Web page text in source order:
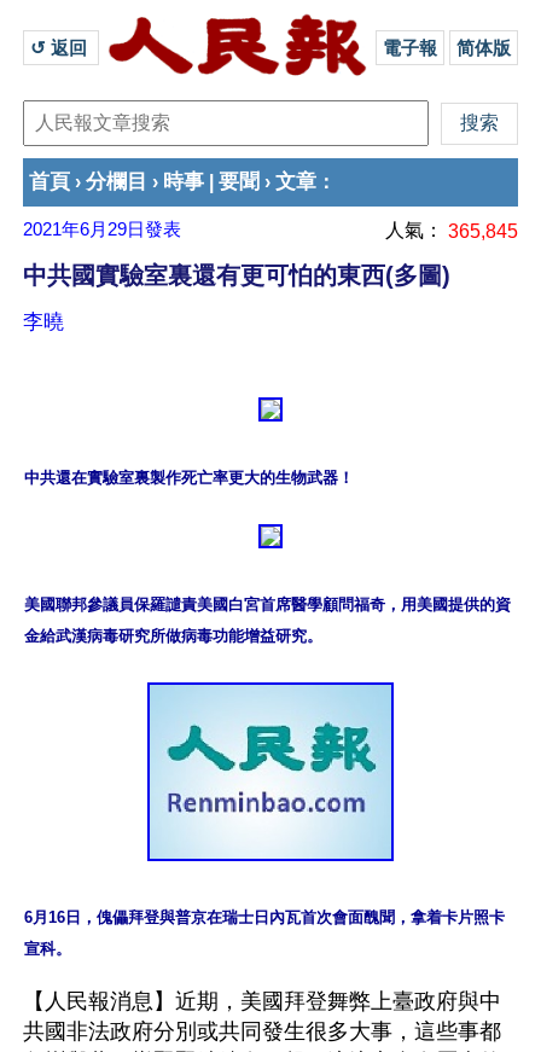
↺ 返回 電子報 简体版
首頁 › 分欄目 › 時事 要聞 › 文章 ：
2021年6月29日發表 人氣： 365,845
中共國實驗室裏還有更可怕的東西(多圖)
李曉
中共還在實驗室裏製作死亡率更大的生物武器！
美國聯邦參議員保羅譴責美國白宮首席醫學顧問福奇，用美國提供的資
金給武漢病毒研究所做病毒功能增益研究。
6月16日，傀儡拜登與普京在瑞士日內瓦首次會面醜聞，拿着卡片照卡
宣科。
【人民報消息】近期，美國拜登舞弊上臺政府與中
共國非法政府分別或共同發生很多大事，這些事都